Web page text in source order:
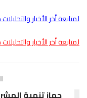
لمتابعة أخر الأخبار
لمتابعة أخر الأخبار